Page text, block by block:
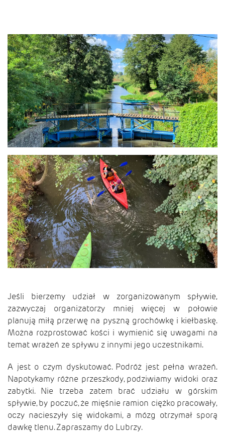
Jeśli bierzemy udział w zorganizowanym spływie,
zazwyczaj organizatorzy mniej więcej w połowie
planują miłą przerwę na pyszną grochówkę i kiełbaskę.
Można rozprostować kości i wymienić się uwagami na
temat wrażeń ze spływu z innymi jego uczestnikami.
A jest o czym dyskutować. Podróż jest pełna wrażeń.
Napotykamy różne przeszkody, podziwiamy widoki oraz
zabytki. Nie trzeba zatem brać udziału w górskim
spływie, by poczuć, że mięśnie ramion ciężko pracowały,
oczy nacieszyły się widokami, a mózg otrzymał sporą
dawkę tlenu. Zapraszamy do Lubrzy.